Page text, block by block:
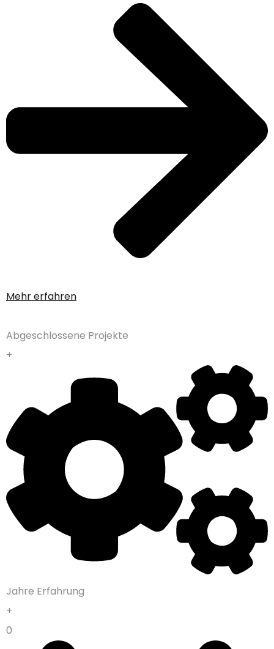
Mehr erfahren
Abgeschlossene Projekte
+
Jahre Erfahrung
+
0